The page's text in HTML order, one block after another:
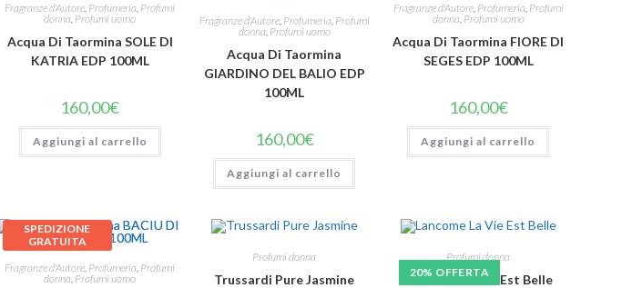
Fragranze d'Autore, Profumeria, Profumi
donna, Profumi uomo
Acqua Di Taormina SOLE DI
KATRIA EDP 100ML
160,00€
Aggiungi al carrello
Fragranze d'Autore, Profumeria, Profumi
donna, Profumi uomo
Acqua Di Taormina
GIARDINO DEL BALIO EDP
100ML
160,00€
Aggiungi al carrello
Fragranze d'Autore, Profumeria, Profumi
donna, Profumi uomo
Acqua Di Taormina FIORE DI
SEGES EDP 100ML
160,00€
Aggiungi al carrello
SPEDIZIONE
GRATUITA
Fragranze d'Autore Profumeria Profumi
donna Profumi uomo
Profumi donna
Trussardi Pure Jasmine 20% OFFERTA
Profumi donna
Lancome La Vie Est Belle